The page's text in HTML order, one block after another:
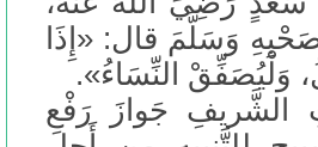
وَسَلَّمَ قال: «إِذَا
وَلْيُصَفِّقْ النِّسَاءُ».
الشَّريفِ جَوازَ رَفْعِ